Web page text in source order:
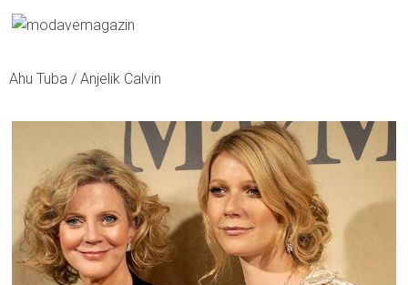
Ahu Tuba / Anjelik Calvin